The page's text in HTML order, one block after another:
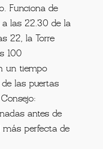
Funciona de
a las 22.30 de la
22, la Torre
100
un tiempo
las puertas
antes de
más perfecta de